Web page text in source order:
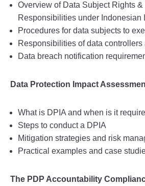
Overview of Data Subject Rights
Responsibilities under Indonesian
Procedures for data subjects to
Responsibilities of data controllers
Data breach notification
Data Protection Impact
What is DPIA and when is it
Steps to conduct a DPIA
Mitigation strategies and risk
Practical examples and case
The PDP Accountability